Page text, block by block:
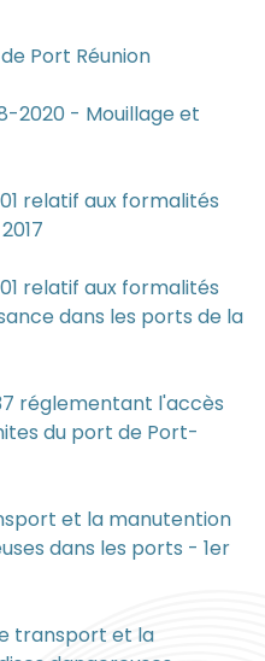
Port Réunion
2020 - Mouillage et
relatif aux formalités
relatif aux formalités
dans les ports de la
réglementant l'accès
du port de Port-
et la manutention
dans les ports - 1er
transport et la